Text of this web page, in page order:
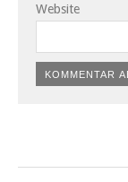
Website